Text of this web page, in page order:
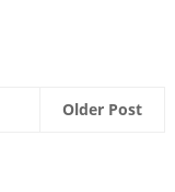
Older Post